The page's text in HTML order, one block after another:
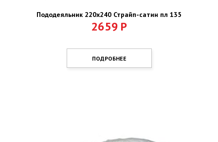
Пододеяльник 220х240 Страйп-сатин пл 135
2659 Р
ПОДРОБНЕЕ